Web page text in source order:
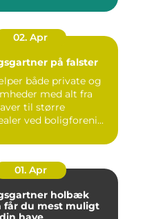
02. Apr
på falster
med alt fra
til større
ved boligforeni...
01. Apr
holbæk
får du mest muligt